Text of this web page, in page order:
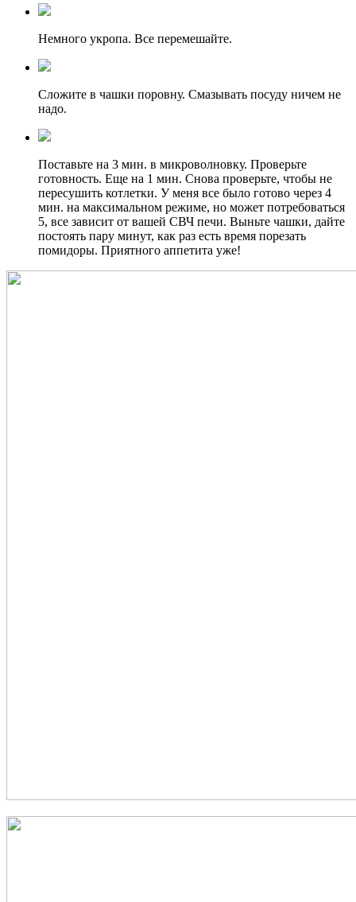
Немного укропа. Все перемешайте.
Сложите в чашки поровну. Смазывать посуду ничем не
надо.
Поставьте на 3 мин. в микроволновку. Проверьте
готовность. Еще на 1 мин. Снова проверьте, чтобы не
пересушить котлетки. У меня все было готово через 4
мин. на максимальном режиме, но может потребоваться
5, все зависит от вашей СВЧ печи. Выньте чашки, дайте
постоять пару минут, как раз есть время порезать
помидоры. Приятного аппетита уже!